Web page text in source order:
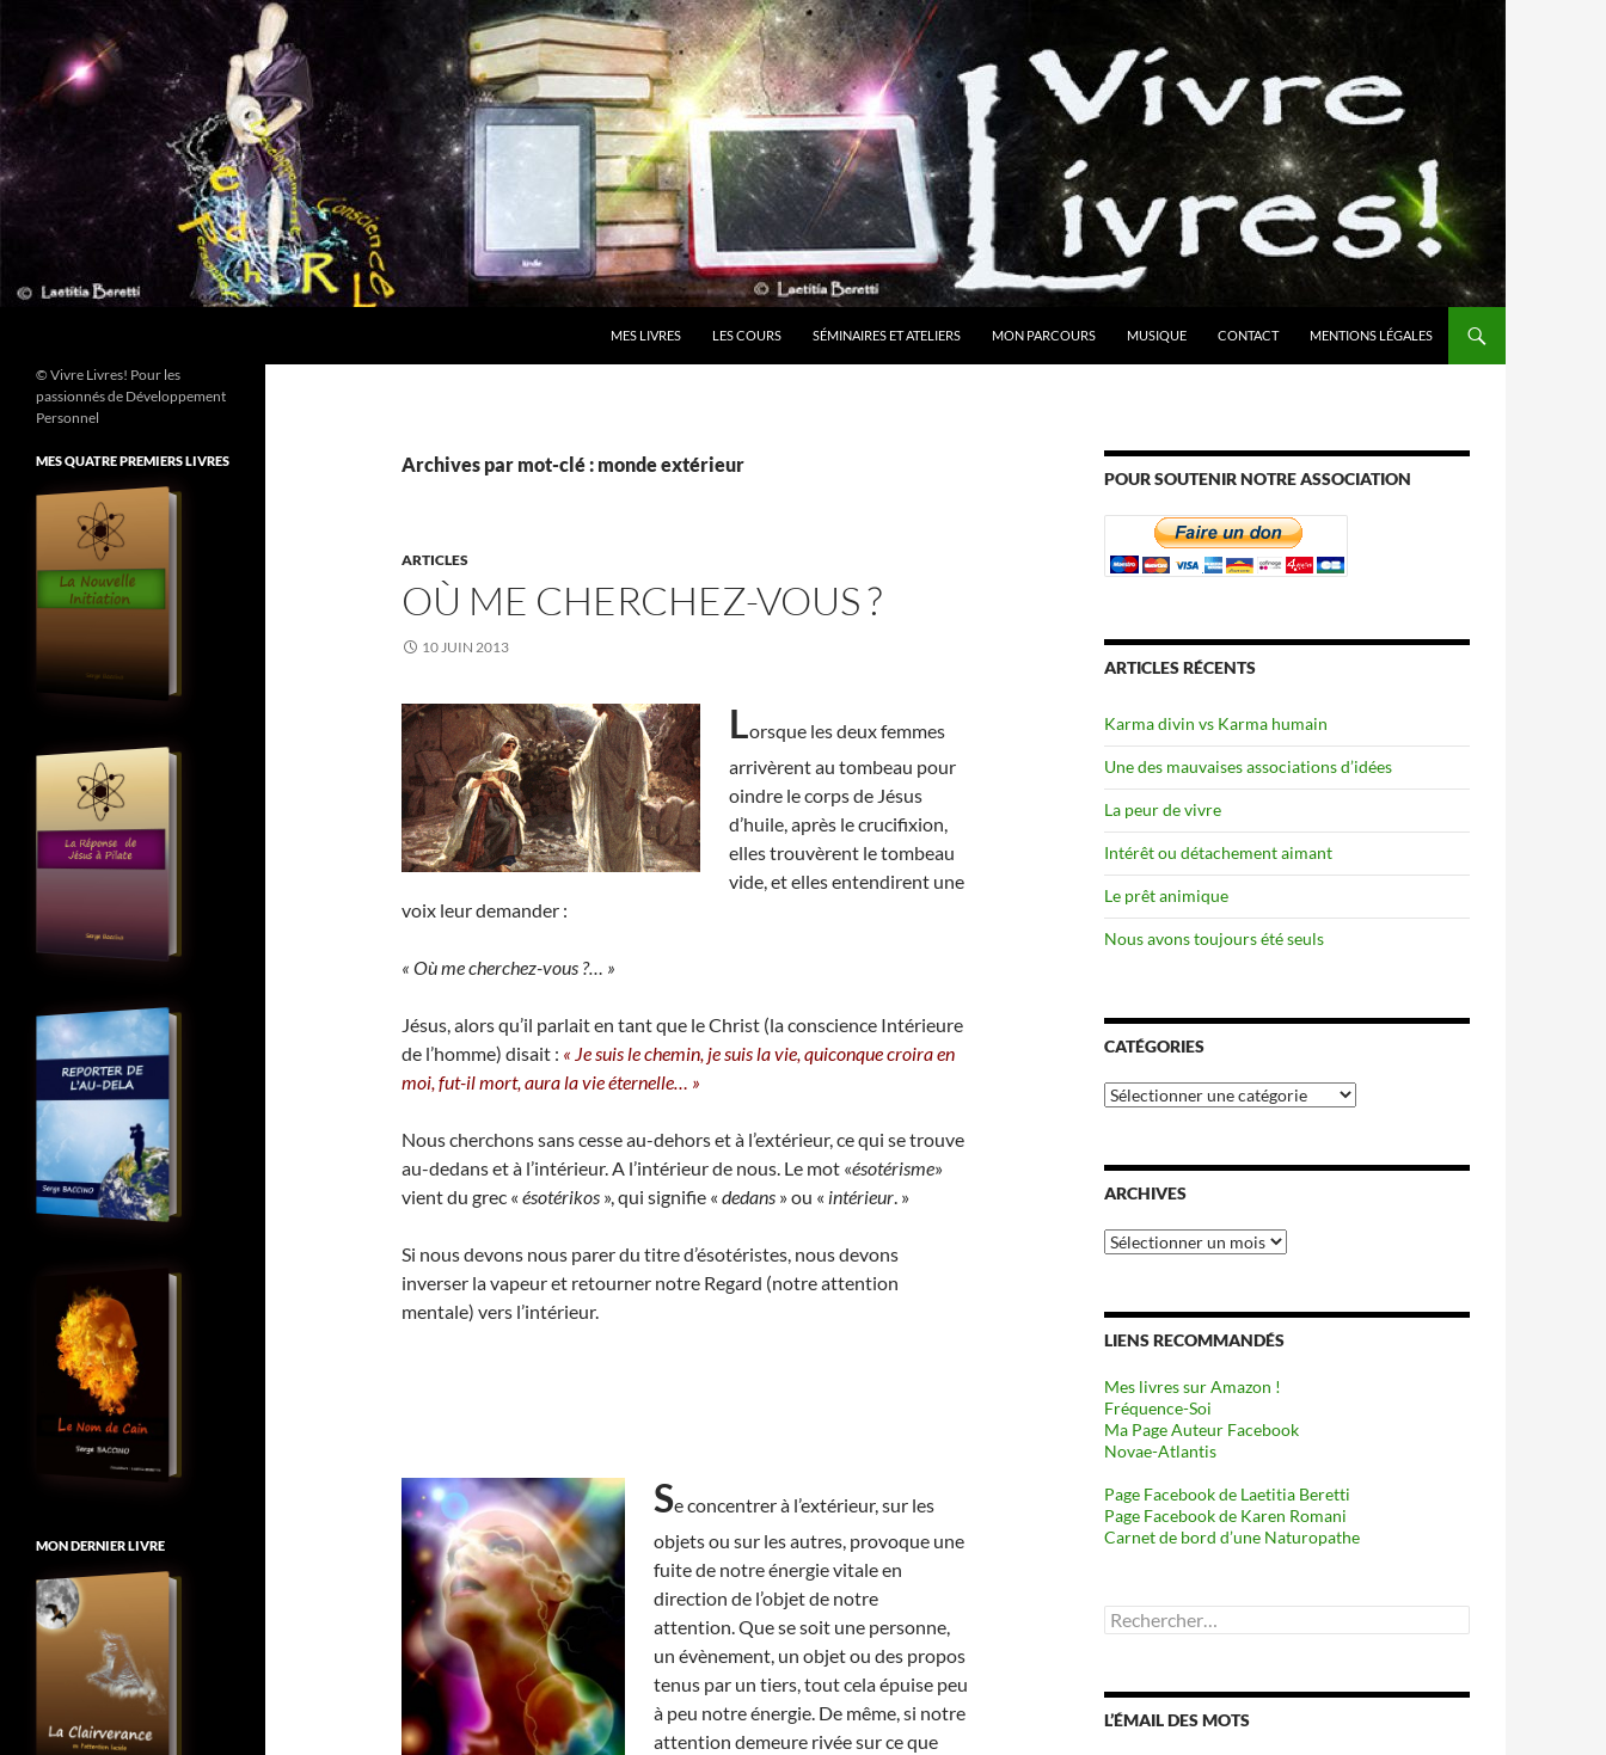
contenu
MES LIVRES LES COURS SÉMINAIRES ET ATELIERS MON PARCOURS MUSIQUE CONTACT MENTIONS LÉGALES
Archives par mot-clé : monde extérieur
ARTICLES
OÙ ME CHERCHEZ-VOUS ?
10 JUIN 2013
Lorsque les deux femmes
arrivèrent au tombeau pour
oindre le corps de Jésus
d’huile, après le crucifixion,
elles trouvèrent le tombeau
vide, et elles entendirent une
voix leur demander :
« Où me cherchez-vous ?… »
Jésus, alors qu’il parlait en tant que le Christ (la conscience Intérieure
de l’homme) disait : « Je suis le chemin, je suis la vie, quiconque croira en
moi, fut-il mort, aura la vie éternelle… »
Nous cherchons sans cesse au-dehors et à l’extérieur, ce qui se trouve
au-dedans et à l’intérieur. A l’intérieur de nous. Le mot «ésotérisme»
vient du grec « ésotérikos », qui signifie « dedans » ou « intérieur. »
Si nous devons nous parer du titre d’ésotéristes, nous devons
inverser la vapeur et retourner notre Regard (notre attention
mentale) vers l’intérieur.
Se concentrer à l’extérieur, sur les
objets ou sur les autres, provoque une
fuite de notre énergie vitale en
direction de l’objet de notre
attention. Que se soit une personne,
un évènement, un objet ou des propos
tenus par un tiers, tout cela épuise peu
à peu notre énergie. De même, si notre
attention demeure rivée sur ce que
POUR SOUTENIR NOTRE ASSOCIATION
ARTICLES RÉCENTS
Karma divin vs Karma humain
Une des mauvaises associations d’idées
La peur de vivre
Intérêt ou détachement aimant
Le prêt animique
Nous avons toujours été seuls
CATÉGORIES
Catégories
ARCHIVES
Archives
LIENS RECOMMANDÉS
Mes livres sur Amazon !
Fréquence-Soi
Ma Page Auteur Facebook
Novae-Atlantis
Page Facebook de Laetitia Beretti
Page Facebook de Karen Romani
Carnet de bord d’une Naturopathe
Rechercher :
L’ÉMAIL DES MOTS
© Vivre Livres! Pour les
passionnés de Développement
Personnel
MES QUATRE PREMIERS LIVRES
MON DERNIER LIVRE